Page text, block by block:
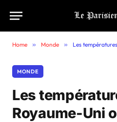
Home » Monde » Les températures au
MONDE
Les
Royaume-Uni